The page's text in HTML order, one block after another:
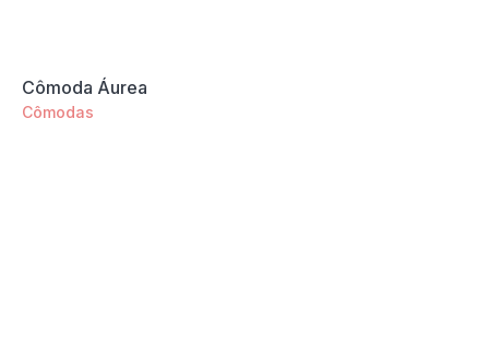
Cômoda Áurea
Cômodas